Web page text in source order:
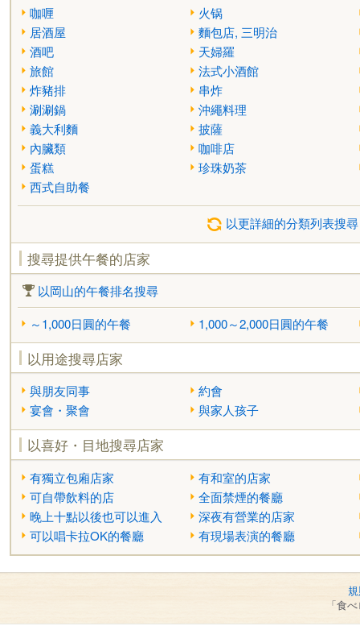
咖喱
火锅
居酒屋
麵包店, 三明治
酒吧
天婦羅
旅館
法式小酒館
炸豬排
串炸
涮涮鍋
沖繩料理
義大利麵
披薩
內臟類
咖啡店
蛋糕
珍珠奶茶
西式自助餐
以更詳細的分類列表搜尋
搜尋提供午餐的店家
以岡山的午餐排名搜尋
～1,000日圓的午餐
1,000～2,000日圓的午餐
以用途搜尋店家
與朋友同事
約會
宴會・聚會
與家人孩子
以喜好・目地搜尋店家
有獨立包廂店家
有和室的店家
可自帶飲料的店
全面禁煙的餐廳
晚上十點以後也可以進入
深夜有營業的店家
可以唱卡拉OK的餐廳
有現場表演的餐廳
「食